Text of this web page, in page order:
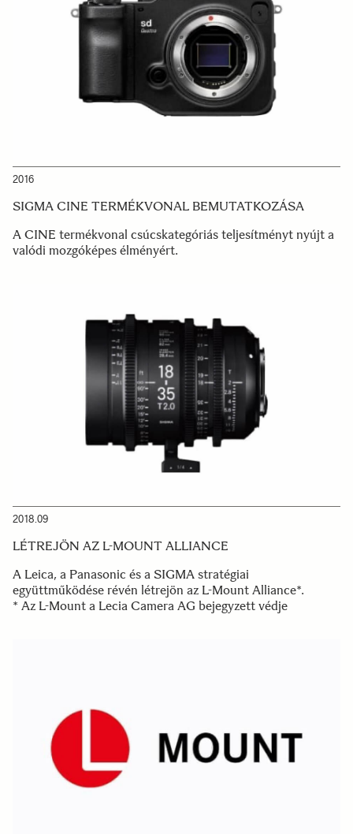
2016
SIGMA CINE TERMÉKVONAL BEMUTATKOZÁSA
A CINE termékvonal csúcskategóriás teljesítményt nyújt a
valódi mozgóképes élményért.
2018.09
LÉTREJÖN AZ L-MOUNT ALLIANCE
A Leica, a Panasonic és a SIGMA stratégiai
együttműködése révén létrejön az L-Mount Alliance*.
* Az L-Mount a Lecia Camera AG bejegyzett védje